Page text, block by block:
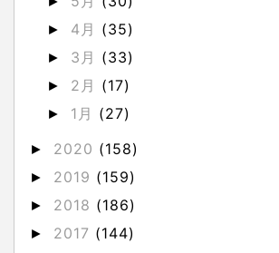
► 4月 (35)
► 3月 (33)
► 2月 (17)
► 1月 (27)
► 2020 (158)
► 2019 (159)
► 2018 (186)
► 2017 (144)